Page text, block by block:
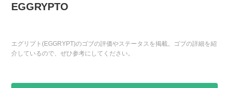
EGGRYPTO
エグリプト(EGGRYPT)のゴブの評価やステータスを掲載。ゴブの詳細を紹
介しているので、ぜひ参考にしてください。